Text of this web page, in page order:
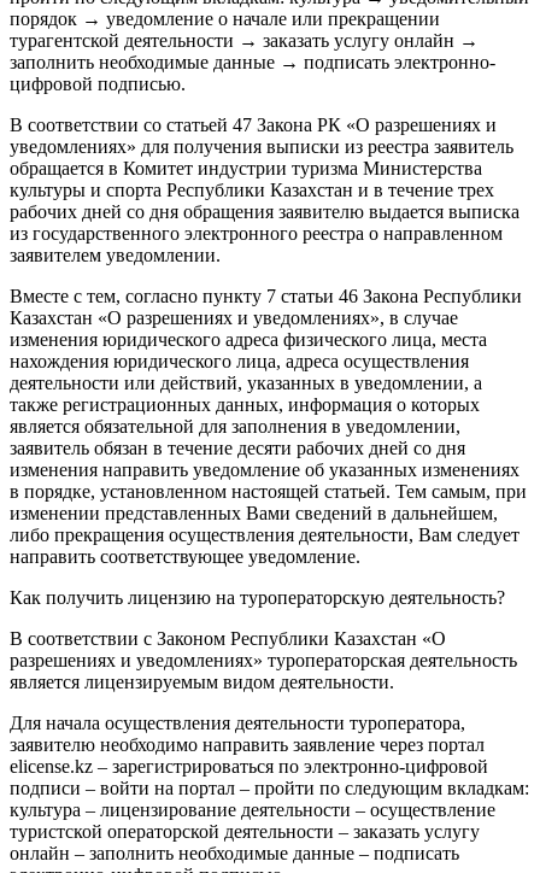
порядок → уведомление о начале или прекращении
турагентской деятельности → заказать услугу онлайн →
заполнить необходимые данные → подписать электронно-
цифровой подписью.
В соответствии со статьей 47 Закона РК «О разрешениях и
уведомлениях» для получения выписки из реестра заявитель
обращается в Комитет индустрии туризма Министерства
культуры и спорта Республики Казахстан и в течение трех
рабочих дней со дня обращения заявителю выдается выписка
из государственного электронного реестра о направленном
заявителем уведомлении.
Вместе с тем, согласно пункту 7 статьи 46 Закона Республики
Казахстан «О разрешениях и уведомлениях», в случае
изменения юридического адреса физического лица, места
нахождения юридического лица, адреса осуществления
деятельности или действий, указанных в уведомлении, а
также регистрационных данных, информация о которых
является обязательной для заполнения в уведомлении,
заявитель обязан в течение десяти рабочих дней со дня
изменения направить уведомление об указанных изменениях
в порядке, установленном настоящей статьей. Тем самым, при
изменении представленных Вами сведений в дальнейшем,
либо прекращения осуществления деятельности, Вам следует
направить соответствующее уведомление.
Как получить лицензию на туроператорскую деятельность?
В соответствии с Законом Республики Казахстан «О
разрешениях и уведомлениях» туроператорская деятельность
является лицензируемым видом деятельности.
Для начала осуществления деятельности туроператора,
заявителю необходимо направить заявление через портал
elicense.kz – зарегистрироваться по электронно-цифровой
подписи – войти на портал – пройти по следующим вкладкам:
культура – лицензирование деятельности – осуществление
туристской операторской деятельности – заказать услугу
онлайн – заполнить необходимые данные – подписать